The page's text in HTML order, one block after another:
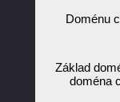
Doménu
Základ
doména